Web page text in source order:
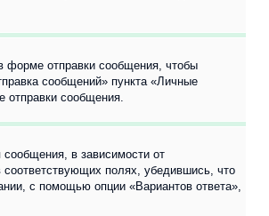
форме отправки сообщения, чтобы
сообщений» пункта «Личные
отправки сообщения.
в зависимости от
полях, убедившись, что
с помощью опции «Вариантов ответа»,